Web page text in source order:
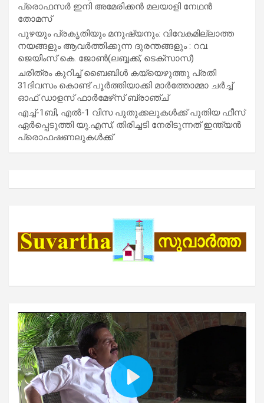
പ്രൊഫസർ ഇനി അമേരിക്കൻ മലയാളി നേഥൻ
തോമസ്
പുഴയും പ്രകൃതിയും മനുഷ്യനും: വിവേകമില്ലാത്ത
നയങ്ങളും ആവർത്തിക്കുന്ന ദുരന്തങ്ങളും : റവ.
ജെയിംസ് കെ. ജോൺ(ലബ്ബക്ക്, ടെക്സാസ്)
ചരിത്രം കുറിച്ച് ബൈബിൾ കയ്യെഴുത്തു പ്രതി
31ദിവസം കൊണ്ട് പൂർത്തിയാക്കി മാർത്തോമ്മാ ചർച്ച്
ഓഫ് ഡാളസ് ഫാർമേഴ്‌സ് ബ്രാഞ്ച്
എച്ച്-1ബി, എൽ-1 വിസ പുതുക്കലുകൾക്ക് പുതിയ ഫീസ്
ഏർപ്പെടുത്തി യു.എസ്; തിരിച്ചടി നേരിടുന്നത് ഇന്ത്യൻ
പ്രൊഫഷണലുകൾക്ക്